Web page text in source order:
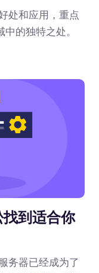
处和应用，重点
的独特之处。
到适合你
务器已经成为了